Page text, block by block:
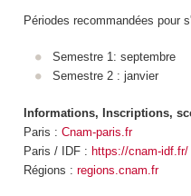
Périodes recommandées pour
Semestre 1: septembre
Semestre 2 : janvier
Informations, Inscriptions,
Paris : Cnam-paris.fr
Paris / IDF : https://cnam-idf.fr/
Régions : regions.cnam.fr